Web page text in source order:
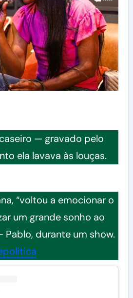
— gravado pelo
ela lavava às louças.
“voltou a emocionar o
um grande sonho ao
Pablo, durante um show.